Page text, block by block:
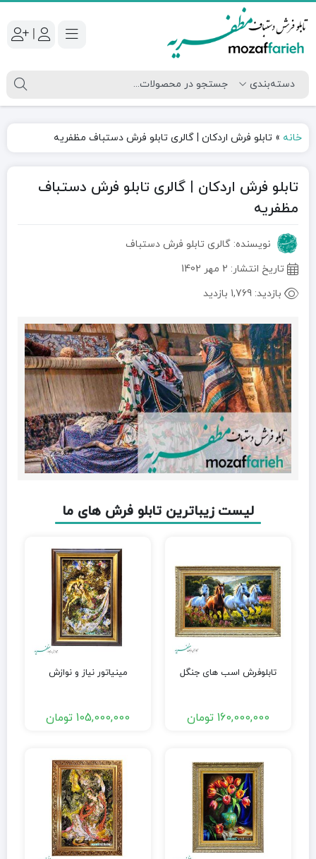
|
خانه » تابلو فرش اردکان | گالری تابلو فرش دستباف مظفریه
تابلو فرش اردکان | گالری تابلو فرش دستباف
مظفریه
نویسنده: گالری تابلو فرش دستباف
تاریخ انتشار: 2 مهر 1402
بازدید: 1,769 بازدید
لیست زیباترین تابلو فرش های ما
تابلوفرش اسب های جنگل
160,000,000 تومان
مینیاتور نیاز و نوازش
105,000,000 تومان